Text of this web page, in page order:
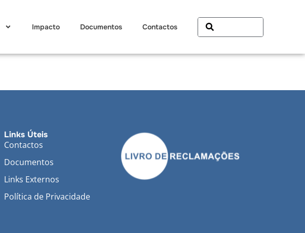
Impacto Documentos Contactos
Links Úteis
Contactos
Documentos
Links Externos
Política de Privacidade